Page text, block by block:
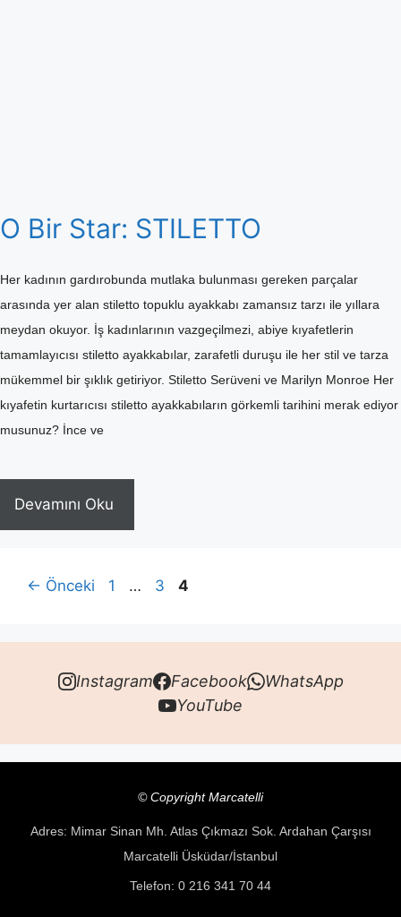
O Bir Star: STILETTO
Her kadının gardırobunda mutlaka bulunması gereken parçalar
arasında yer alan stiletto topuklu ayakkabı zamansız tarzı ile yıllara
meydan okuyor. İş kadınlarının vazgeçilmezi, abiye kıyafetlerin
tamamlayıcısı stiletto ayakkabılar, zarafetli duruşu ile her stil ve tarza
mükemmel bir şıklık getiriyor. Stiletto Serüveni ve Marilyn Monroe Her
kıyafetin kurtarıcısı stiletto ayakkabıların görkemli tarihini merak ediyor
musunuz? İnce ve
Devamını Oku
← Önceki Sayfa
1 … Sayfa
3 Sayfa
4
Instagram Facebook
WhatsApp
YouTube
© Copyright Marcatelli
Adres: Mimar Sinan Mh. Atlas Çıkmazı Sok. Ardahan Çarşısı
Marcatelli Üsküdar/İstanbul
Telefon: 0 216 341 70 44